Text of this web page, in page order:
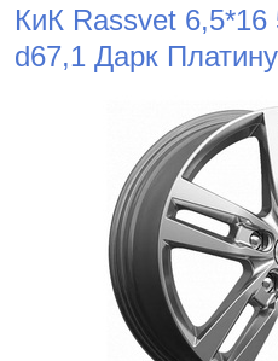
КиК Rassvet 6,5*16
d67,1 Дарк